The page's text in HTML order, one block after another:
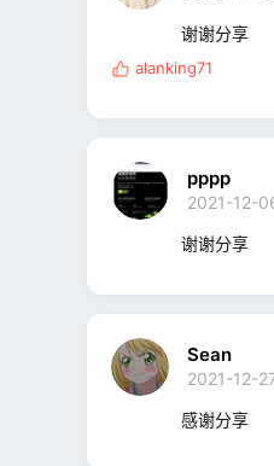
谢谢分享
反
:
alanking71
pppp
2021-12-
谢谢分享
Sean
2021-12-
感谢分享